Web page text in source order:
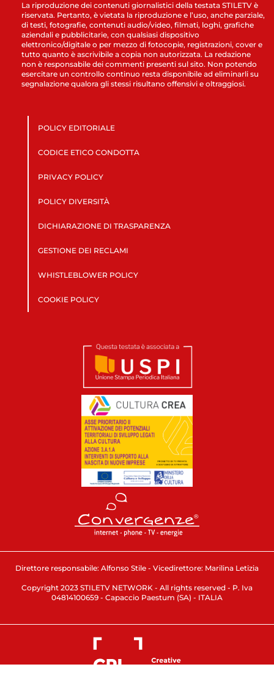
La riproduzione dei contenuti giornalistici della testata STILETV è
riservata. Pertanto, è vietata la riproduzione e l’uso, anche parziale,
di testi, fotografie, contenuti audio/video, filmati, loghi, grafiche
aziendali e pubblicitarie, con qualsiasi dispositivo
elettronico/digitale o per mezzo di fotocopie, registrazioni, cover e
tutto quanto è ascrivibile a copia non autorizzata. La redazione
non è responsabile dei commenti presenti sul sito. Non potendo
esercitare un controllo continuo resta disponibile ad eliminarli su
segnalazione qualora gli stessi risultano offensivi e oltraggiosi.
POLICY EDITORIALE
CODICE ETICO CONDOTTA
PRIVACY POLICY
POLICY DIVERSITÀ
DICHIARAZIONE DI TRASPARENZA
GESTIONE DEI RECLAMI
WHISTLEBLOWER POLICY
COOKIE POLICY
Direttore responsabile: Alfonso Stile - Vicedirettore: Marilina Letizia
Copyright 2023 STILETV NETWORK - All rights reserved - P. Iva
04814100659 - Capaccio Paestum (SA) - ITALIA